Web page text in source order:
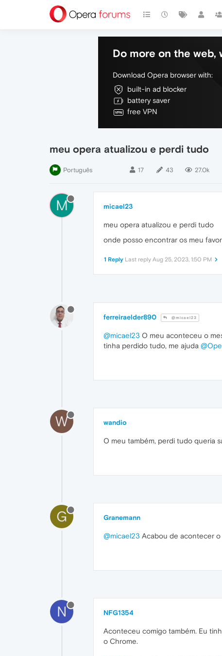
Do more on the web,
Download Opera browser with:
built-in ad blocker
battery saver
free VPN
meu opera atualizou e perdi tudo
Português 17 43 27.0k
M micael23
meu opera atualizou e perdi tudo
onde posso encontrar os meu
1 Reply Last reply Aug 25, 2023, 1:50 PM
ferreiraelder890 @micael23
@micael23 O meu aconteceu o
tinha perdido tudo, me ajuda
W wandio
O meu também, perdi tudo queria
G Granemann
@micael23 Acabou de acontecer
N NFG1354
Aconteceu comigo também. Eu
o Chrome.